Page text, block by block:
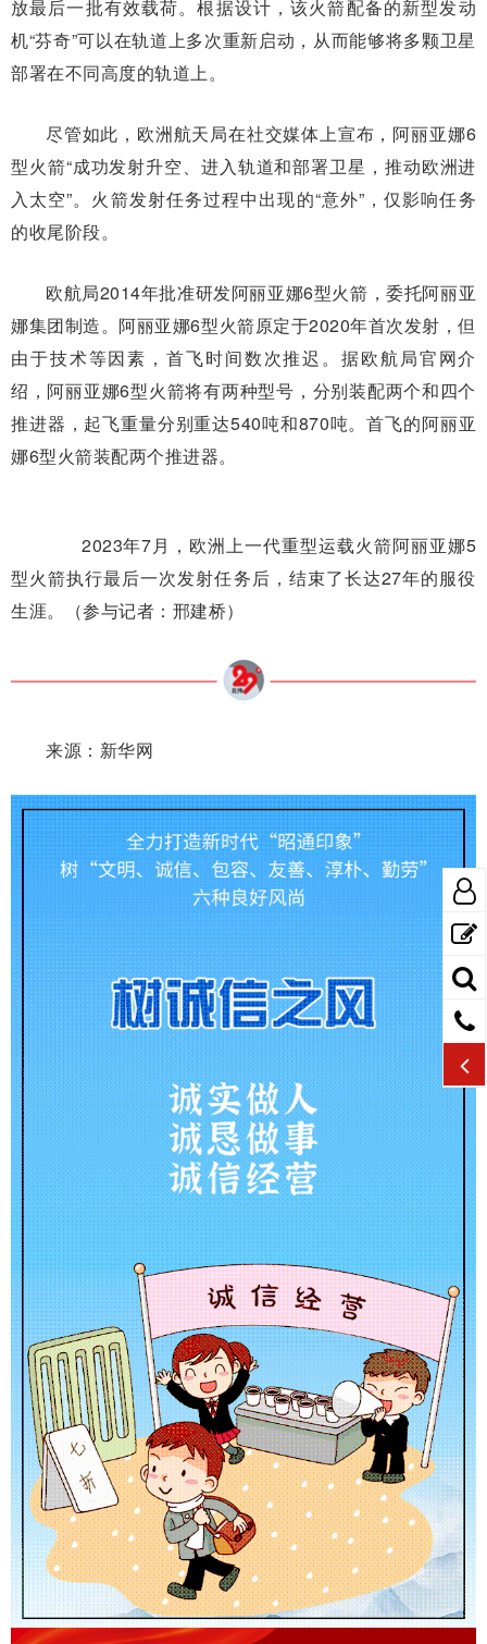
放最后一批有效载荷。根据设计，该火箭配备的新型发动
机“芬奇”可以在轨道上多次重新启动，从而能够将多颗卫星
部署在不同高度的轨道上。
尽管如此，欧洲航天局在社交媒体上宣布，阿丽亚娜6
型火箭“成功发射升空、进入轨道和部署卫星，推动欧洲进
入太空”。火箭发射任务过程中出现的“意外”，仅影响任务
的收尾阶段。
欧航局2014年批准研发阿丽亚娜6型火箭，委托阿丽亚
娜集团制造。阿丽亚娜6型火箭原定于2020年首次发射，但
由于技术等因素，首飞时间数次推迟。据欧航局官网介
绍，阿丽亚娜6型火箭将有两种型号，分别装配两个和四个
推进器，起飞重量分别重达540吨和870吨。首飞的阿丽亚
娜6型火箭装配两个推进器。
2023年7月，欧洲上一代重型运载火箭阿丽亚娜5
型火箭执行最后一次发射任务后，结束了长达27年的服役
生涯。（参与记者：邢建桥）
来源：新华网